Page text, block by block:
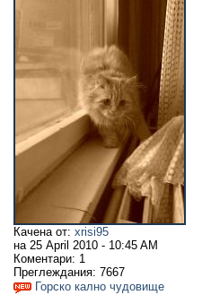
Качена от: xrisi95
на 25 April 2010 - 10:45 AM
Коментари: 1
Преглеждания: 7667
Горско кално чудовище